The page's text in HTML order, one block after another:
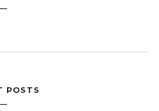
POSTS